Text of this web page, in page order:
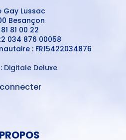
Gay Lussac
Besançon
81 00 22
034 876 00058
: FR15422034876
Digitale Deluxe